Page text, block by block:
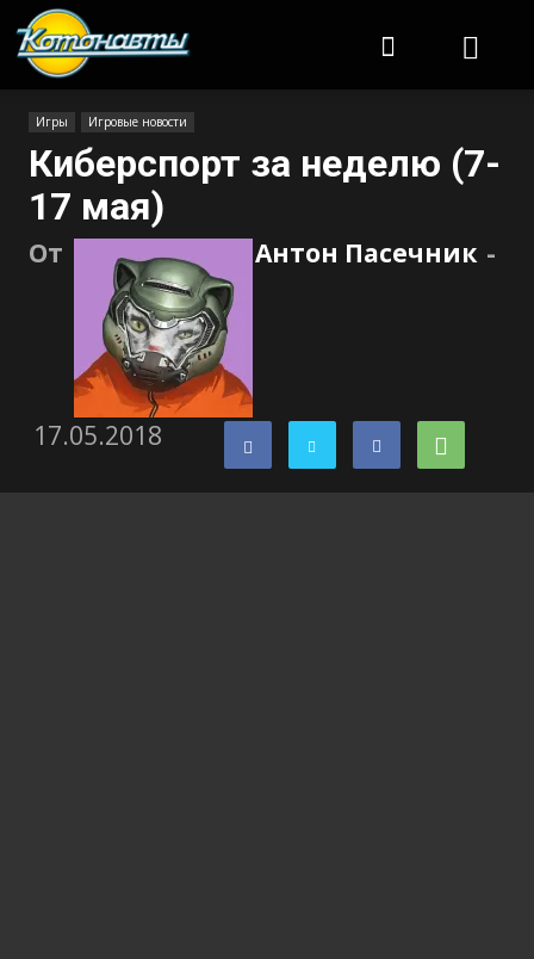
Игры Игровые новости
Киберспорт за неделю (7-
17 мая)
От Антон Пасечник -
17.05.2018